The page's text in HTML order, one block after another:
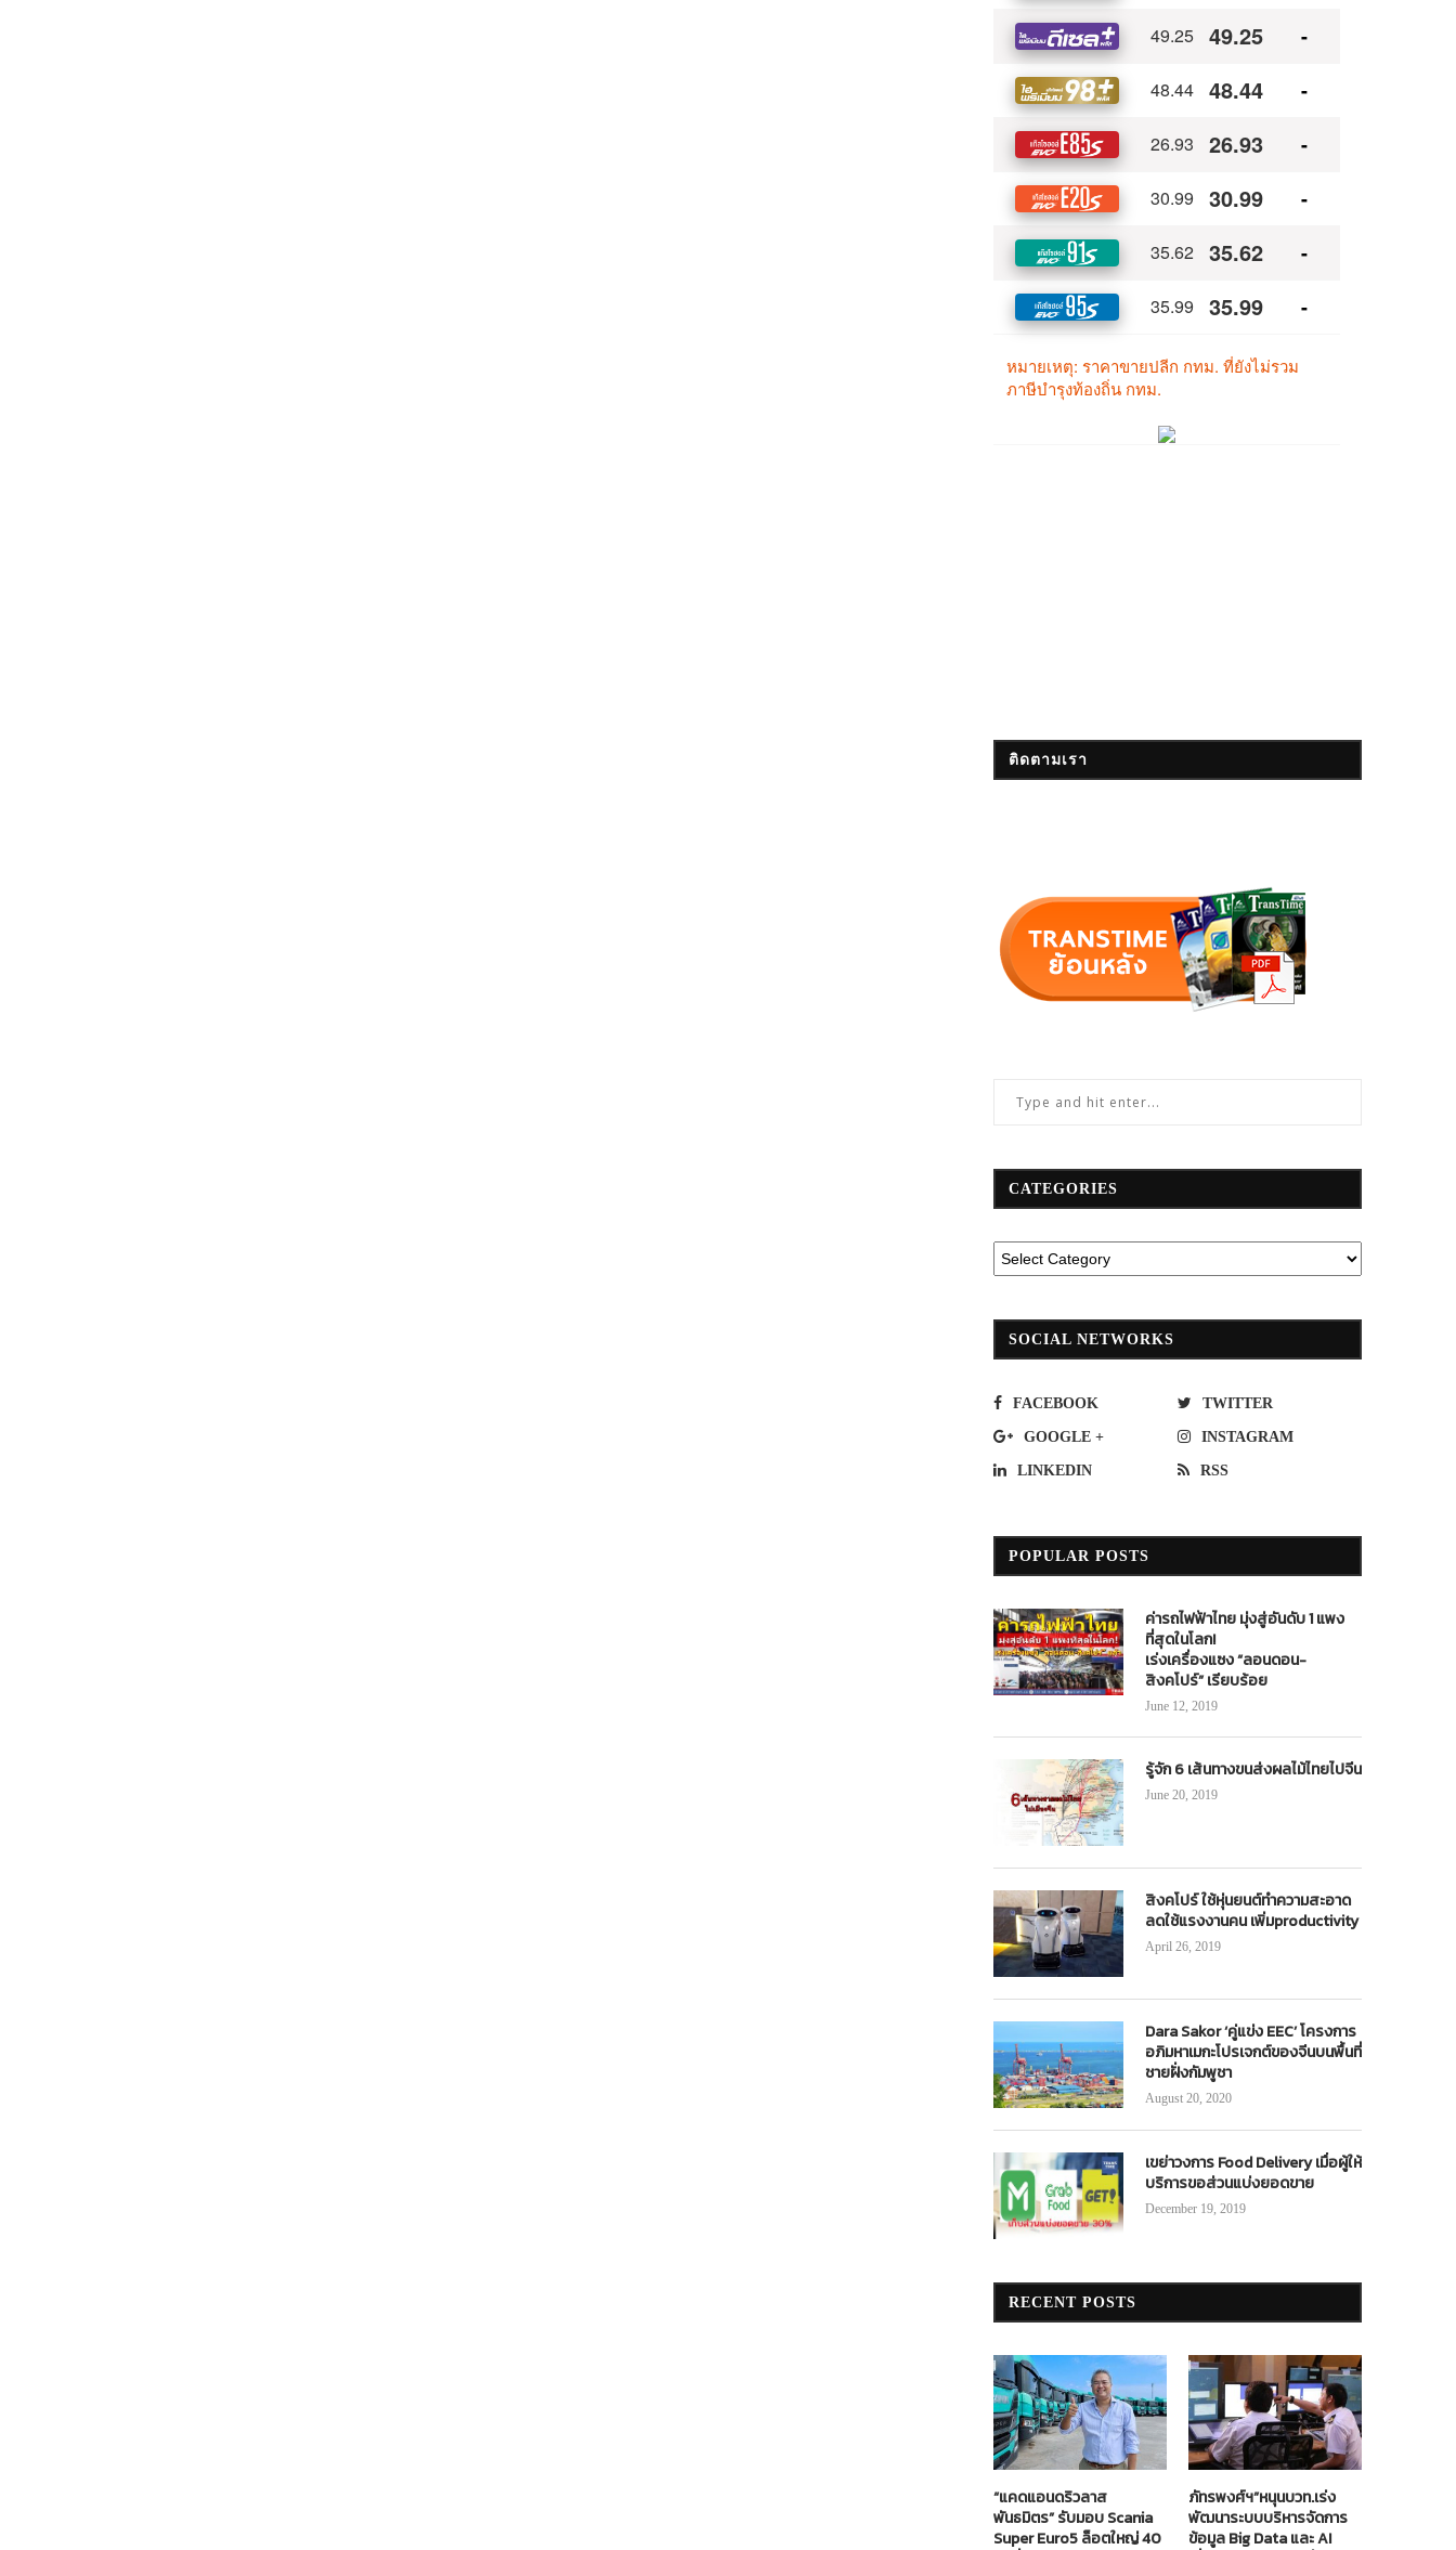
ติดตามเรา
CATEGORIES
SOCIAL NETWORKS
FACEBOOK TWITTER
GOOGLE + INSTAGRAM
LINKEDIN RSS
POPULAR POSTS
ค่ารถไฟฟ้าไทย มุ่งสู่อันดับ 1 แพง
ที่สุดในโลก!
เร่งเครื่องแซง “ลอนดอน-
สิงคโปร์” เรียบร้อย
June 12, 2019
รู้จัก 6 เส้นทางขนส่งผลไม้ไทยไปจีน
June 20, 2019
สิงคโปร์ ใช้หุ่นยนต์ทำความสะอาด
ลดใช้แรงงานคน เพิ่มproductivity
April 26, 2019
Dara Sakor ‘คู่แข่ง EEC’ โครงการ
อภิมหาเมกะโปรเจกต์ของจีนบนพื้นที่
ชายฝั่งกัมพูชา
August 20, 2020
เขย่าวงการ Food Delivery เมื่อผู้ให้
บริการขอส่วนแบ่งยอดขาย
December 19, 2019
RECENT POSTS
“แคดแอนดริวลาส
พันธมิตร” รับมอบ Scania
Super Euro5 ล็อตใหญ่ 40
ภัทรพงศ์ฯ”หนุนบวท.เร่ง
พัฒนาระบบบริหารจัดการ
ข้อมูล Big Data และ AI